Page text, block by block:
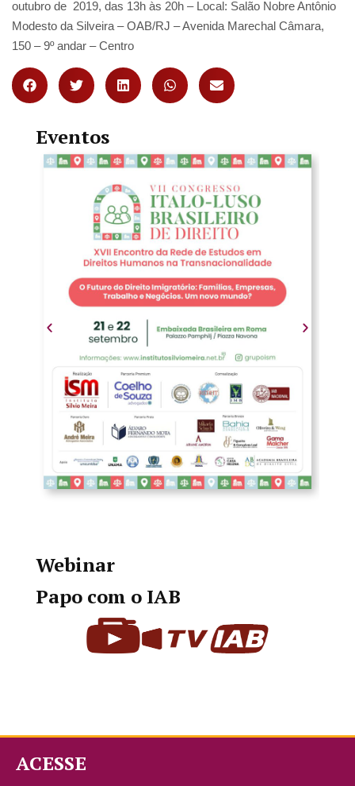
outubro de 2019, das 13h às 20h – Local: Salão Nobre Antônio
Modesto da Silveira – OAB/RJ – Avenida Marechal Câmara,
150 – 9º andar – Centro
Eventos
Webinar
Papo com o IAB
ACESSE